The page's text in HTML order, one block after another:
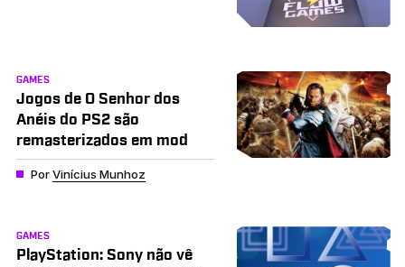
GAMES
Jogos de O Senhor dos
Anéis do PS2 são
remasterizados em mod
PorVinícius Munhoz
GAMES
PlayStation: Sony não vê